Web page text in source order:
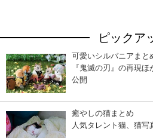
ピックア
可愛いシルバニアまと
『鬼滅の刃』の再現
公開
癒やしの猫まとめ
人気タレント猫、猫